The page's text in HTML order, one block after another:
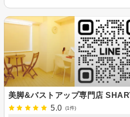
美脚&バストアップ専門店
5.0
(1件)